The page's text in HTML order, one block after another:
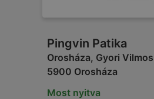
Pingvin Patika
Orosháza, Gyori
5900 Orosháza
Most nyitva